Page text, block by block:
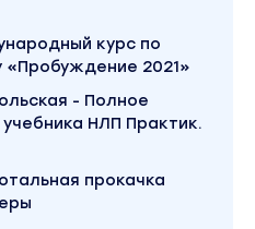
курс по
«Пробуждение 2021»
- Полное
НЛП Практик.
прокачка